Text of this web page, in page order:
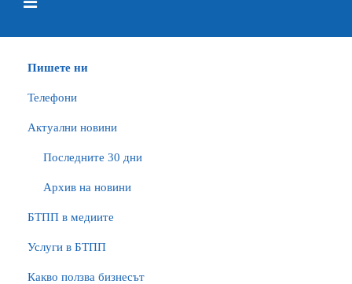
Пишете ни
Телефони
Актуални новини
Последните 30 дни
Архив на новини
БTПП в медиите
Услуги в БТПП
Какво ползва бизнесът